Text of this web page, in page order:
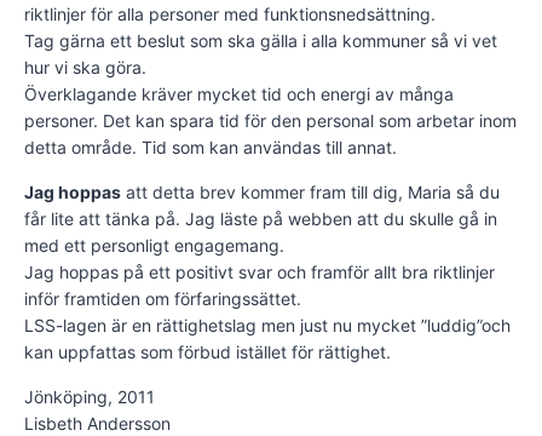
riktlinjer för alla personer med funktionsnedsättning.
Tag gärna ett beslut som ska gälla i alla kommuner så vi vet
hur vi ska göra.
Överklagande kräver mycket tid och energi av många
personer. Det kan spara tid för den personal som arbetar inom
detta område. Tid som kan användas till annat.
Jag hoppas att detta brev kommer fram till dig, Maria så du
får lite att tänka på. Jag läste på webben att du skulle gå in
med ett personligt engagemang.
Jag hoppas på ett positivt svar och framför allt bra riktlinjer
inför framtiden om förfaringssättet.
LSS-lagen är en rättighetslag men just nu mycket ”luddig”och
kan uppfattas som förbud istället för rättighet.
Jönköping, 2011
Lisbeth Andersson